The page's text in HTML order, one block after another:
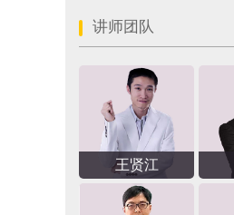
讲师团队
王贤江